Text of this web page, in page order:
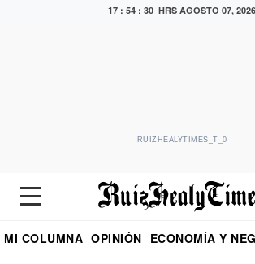
17 : 54 : 30 HRS AGOSTO 07, 2026
RUIZHEALYTIMES_T_0
MI COLUMNA OPINIÓN ECONOMÍA Y